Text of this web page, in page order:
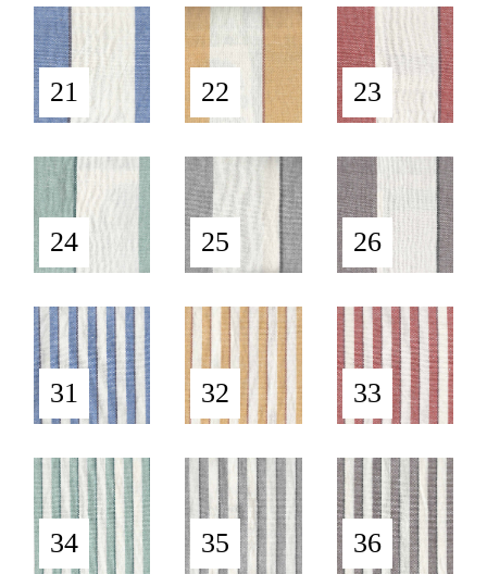
21 22 23
24 25 26
31 32 33
34 35 36